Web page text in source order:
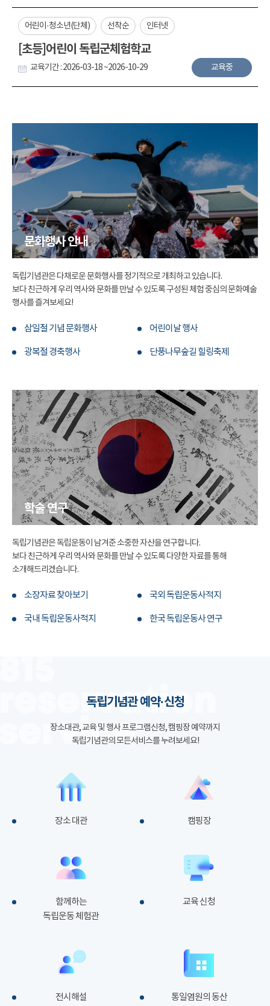
어린이·청소년(단체) 선착순 인터넷
[초등]어린이 독립군체험학교
교육기간 : 2026-03-18 ~2026-10-29 교육중
문화행사 안내
독립기념관은 다채로운 문화행사를 정기적으로 개최하고 있습니다.
보다 친근하게 우리 역사와 문화를 만날 수 있도록 구성된 체험 중심의 문화예술
행사를 즐겨보세요!
삼일절 기념 문화행사 어린이날 행사
광복절 경축행사 단풍나무숲길 힐링축제
학술 연구
독립기념관은 독립운동이 남겨준 소중한 자산을 연구합니다.
보다 친근하게 우리 역사와 문화를 만날 수 있도록 다양한 자료를 통해
소개해드리겠습니다.
소장자료 찾아보기 국외 독립운동사적지
국내 독립운동사적지 한국 독립운동사 연구
독립기념관 예약·신청
장소대관, 교육 및 행사 프로그램신청, 캠핑장 예약까지
독립기념관의 모든서비스를 누려보세요!
장소 대관 캠핑장
함께하는
독립운동 체험관
교육 신청
전시해설
통일염원의 동산